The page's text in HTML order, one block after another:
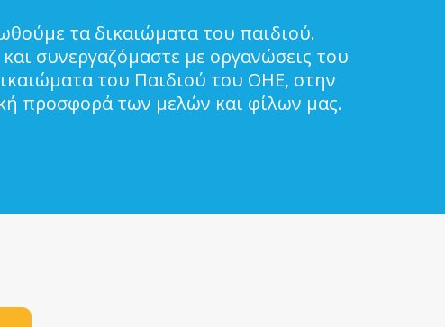
τα δικαιώματα του παιδιού.
συνεργαζόμαστε με οργανώσεις του
του Παιδιού του ΟΗΕ, στην
προσφορά των μελών και φίλων μας.